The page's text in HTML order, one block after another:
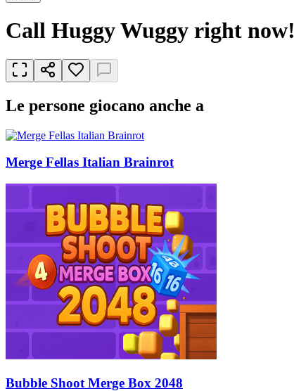
Call Huggy Wuggy right now!
Le persone giocano anche a
Merge Fellas Italian Brainrot
Bubble Shoot Merge Box 2048